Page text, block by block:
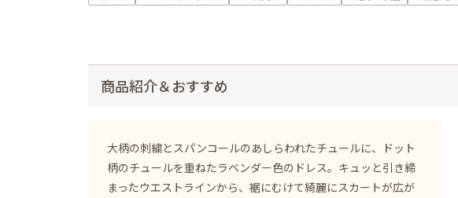
商品紹介＆おすすめ
大柄の刺繍とスパンコールのあしらわれたチュールに、ドット
柄のチュールを重ねたラベンダー色のドレス。キュッと引き締
まったウエストラインから、裾にむけて綺麗にスカートが広が